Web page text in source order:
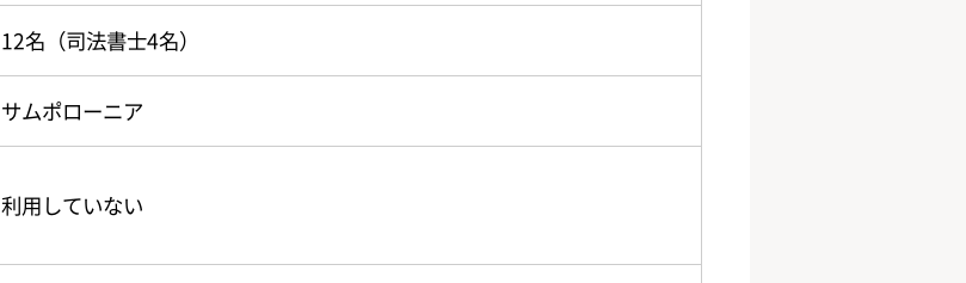
12名（司法書士4名）
サムポローニア
利用していない